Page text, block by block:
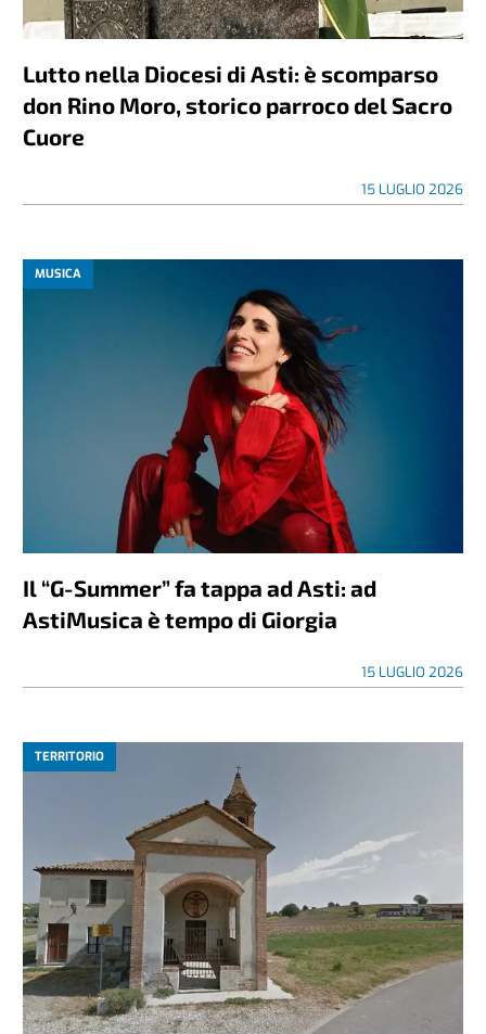
Lutto nella Diocesi di Asti: è scomparso
don Rino Moro, storico parroco del Sacro
Cuore
15 LUGLIO 2026
MUSICA
Il “G-Summer” fa tappa ad Asti: ad
AstiMusica è tempo di Giorgia
15 LUGLIO 2026
TERRITORIO